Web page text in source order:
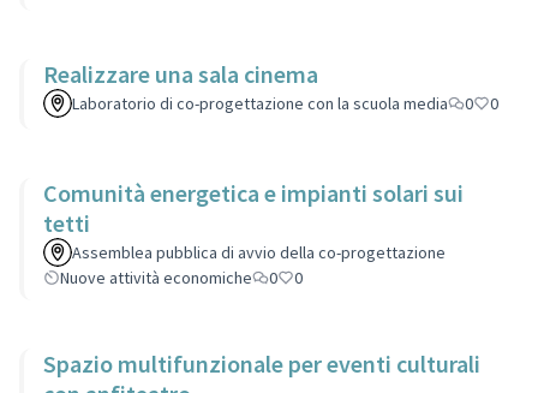
Realizzare una sala cinema
Laboratorio di co-progettazione con la scuola media 0 0
Comunità energetica e impianti solari sui
tetti
Assemblea pubblica di avvio della co-progettazione
Nuove attività economiche
0 0
Spazio multifunzionale per eventi culturali